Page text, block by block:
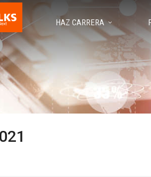
HAZ CARRERA